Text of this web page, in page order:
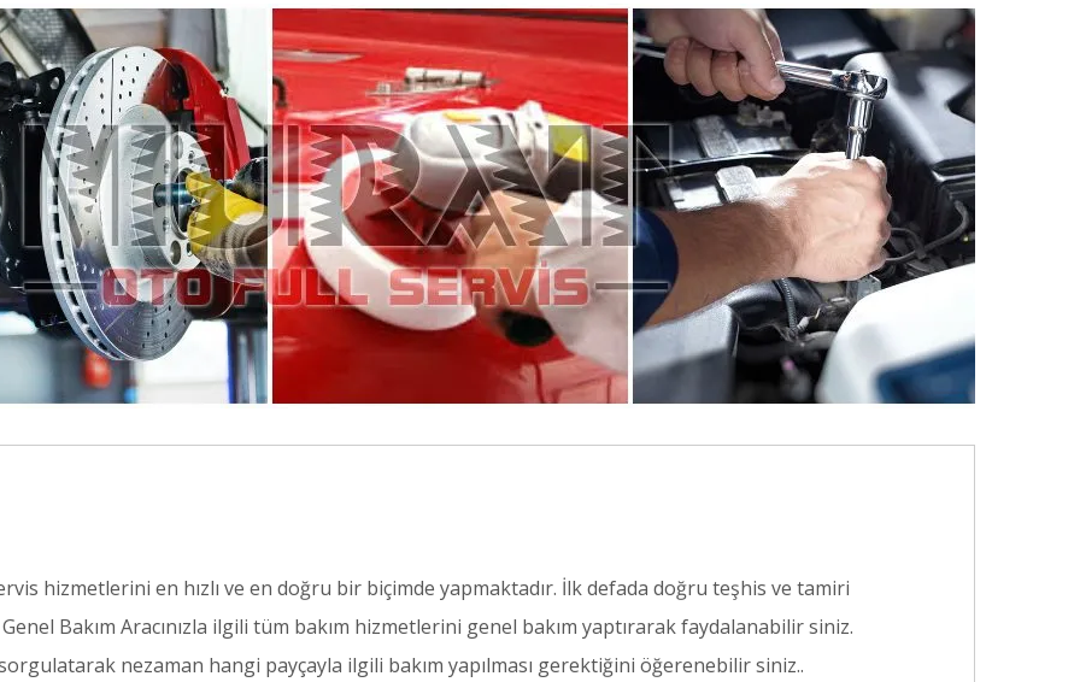
hizmetlerini en hızlı ve en doğru bir biçimde yapmaktadır. İlk defada doğru teşhis ve tamiri
Bakım Aracınızla ilgili tüm bakım hizmetlerini genel bakım yaptırarak faydalanabilir siniz.
nezaman hangi payçayla ilgili bakım yapılması gerektiğini öğerenebilir siniz..